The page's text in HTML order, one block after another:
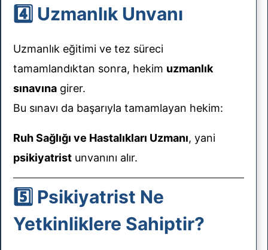
4️⃣ Uzmanlık Unvanı
Uzmanlık eğitimi ve tez süreci
tamamlandıktan sonra, hekim uzmanlık
sınavına girer.
Bu sınavı da başarıyla tamamlayan hekim:
Ruh Sağlığı ve Hastalıkları Uzmanı, yani
psikiyatrist unvanını alır.
5️⃣ Psikiyatrist Ne
Yetkinliklere Sahiptir?